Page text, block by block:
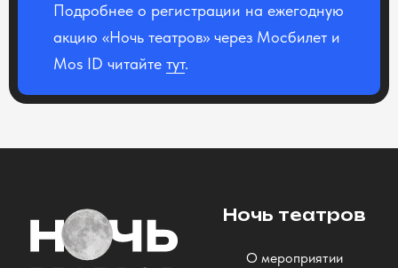
Подробнее о регистрации на ежегодную
акцию «Ночь театров» через Мосбилет и
Mos ID читайте тут.
Ночь театров
О мероприятии